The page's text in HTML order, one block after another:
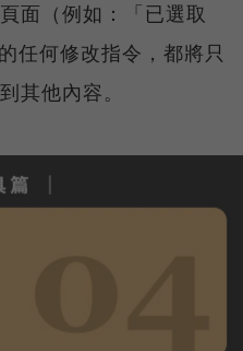
面（例如：「已選取
任何修改指令，都將只
其他內容。